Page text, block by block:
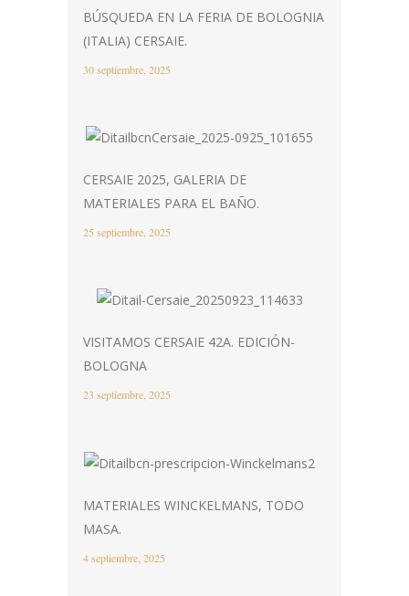
BÚSQUEDA EN LA FERIA DE BOLOGNIA
(ITALIA) CERSAIE.
30 septiembre, 2025
CERSAIE 2025, GALERIA DE
MATERIALES PARA EL BAÑO.
25 septiembre, 2025
VISITAMOS CERSAIE 42A. EDICIÓN-
BOLOGNA
23 septiembre, 2025
MATERIALES WINCKELMANS, TODO
MASA.
4 septiembre, 2025